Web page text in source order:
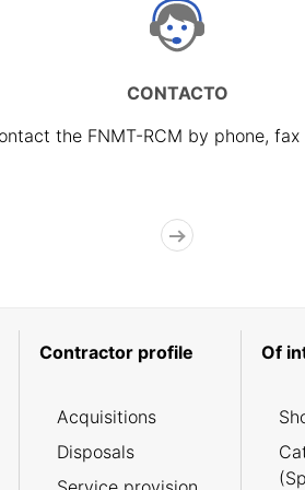
CONTACTO
the FNMT-RCM by phone, fax
Contractor profile
Acquisitions
Disposals
Of